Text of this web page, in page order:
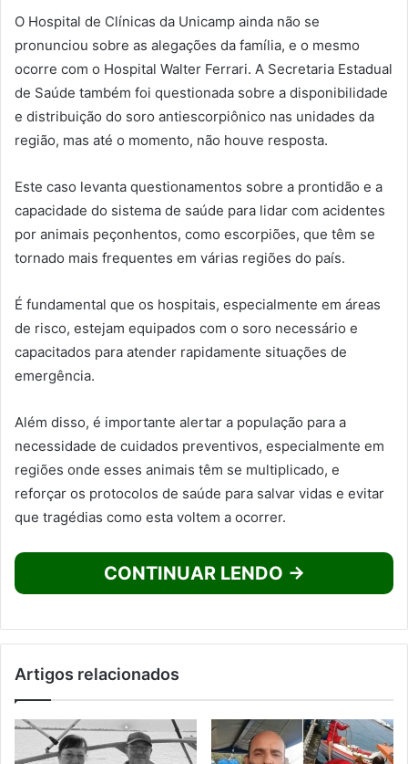
O Hospital de Clínicas da Unicamp ainda não se
pronunciou sobre as alegações da família, e o mesmo
ocorre com o Hospital Walter Ferrari. A Secretaria Estadual
de Saúde também foi questionada sobre a disponibilidade
e distribuição do soro antiescorpiônico nas unidades da
região, mas até o momento, não houve resposta.
Este caso levanta questionamentos sobre a prontidão e a
capacidade do sistema de saúde para lidar com acidentes
por animais peçonhentos, como escorpiões, que têm se
tornado mais frequentes em várias regiões do país.
É fundamental que os hospitais, especialmente em áreas
de risco, estejam equipados com o soro necessário e
capacitados para atender rapidamente situações de
emergência.
Além disso, é importante alertar a população para a
necessidade de cuidados preventivos, especialmente em
regiões onde esses animais têm se multiplicado, e
reforçar os protocolos de saúde para salvar vidas e evitar
que tragédias como esta voltem a ocorrer.
CONTINUAR LENDO →
Artigos relacionados